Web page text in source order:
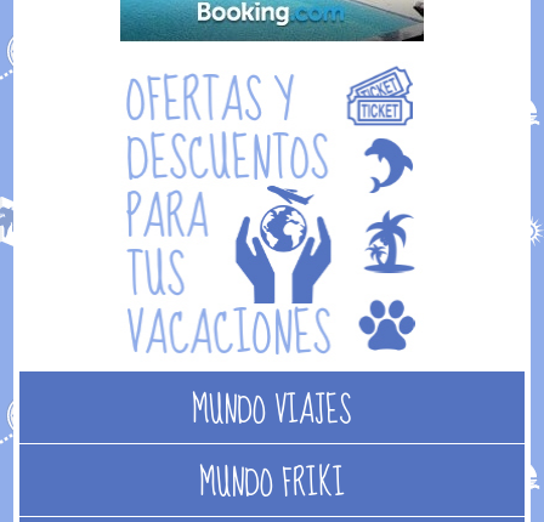
MUNDO VIAJES
MUNDO FRIKI